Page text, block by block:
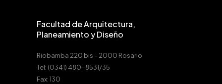
Facultad de Arquitectura,
Planeamiento y Diseño
Riobamba 220 bis – 2000 Rosario
Tel: (0341) 480-8531/35
Fax: 130